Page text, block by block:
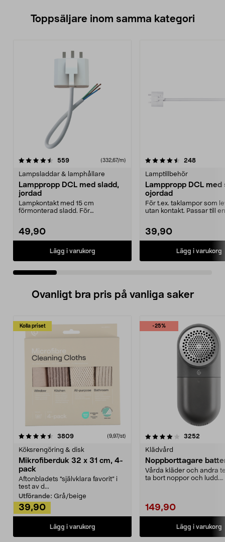
Toppsäljare inom samma kategori
559recensioner(332,67/m)
Lampsladdar & lamphållare
Lamppropp DCL med sladd,
jordad
Lampkontakt med 15 cm
förmonterad sladd. För
49,90
Lägg i varukorg
4.5 av 5 stjärnor 248
Lamptillbehör
Lamppropp DCL med
ojordad
För t.ex. taklampor som
utan kontakt. Passar till
39,90
Lägg i varukorg
4.5 av 5 stjärnor
Ovanligt bra pris på vanliga saker
Kolla priset
3809recensioner (9,97/st)
Köksrengöring & disk
Mikrofiberduk 32 x 31 cm, 4-
pack
Aftonbladets "självklara favorit” i
test av d...
Utförande: Grå/beige
39,90
Lägg i varukorg
-25%
4.0av 5 stjärnor 3252
Klädvård
Noppborttagare
Vårda kläder och andra
ta bort noppor och ludd.
149,90
Lägg i varukorg
4.5av 5 stjärnor